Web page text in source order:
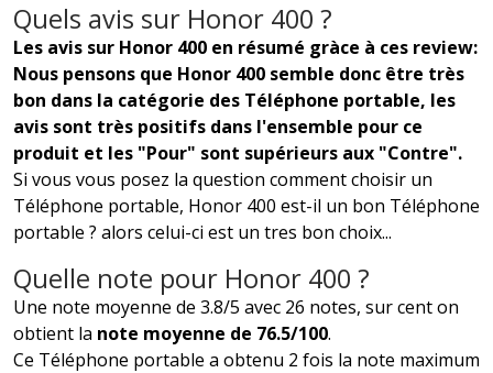
Quels avis sur Honor 400 ?
Les avis sur Honor 400 en résumé gràce à ces review:
Nous pensons que Honor 400 semble donc être très
bon dans la catégorie des Téléphone portable, les
avis sont très positifs dans l'ensemble pour ce
produit et les "Pour" sont supérieurs aux "Contre".
Si vous vous posez la question comment choisir un
Téléphone portable, Honor 400 est-il un bon Téléphone
portable ? alors celui-ci est un tres bon choix...
Quelle note pour Honor 400 ?
Une note moyenne de 3.8/5 avec 26 notes, sur cent on
obtient la note moyenne de 76.5/100.
Ce Téléphone portable a obtenu 2 fois la note maximum